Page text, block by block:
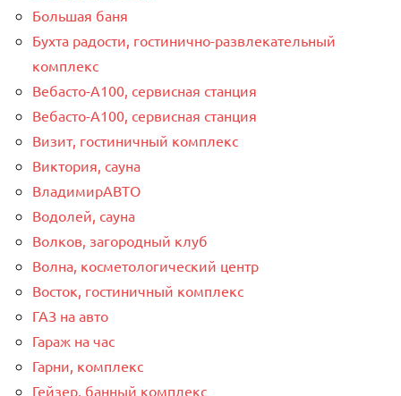
Большая баня
Бухта радости, гостинично-развлекательный
комплекс
Вебасто-А100, сервисная станция
Вебасто-А100, сервисная станция
Визит, гостиничный комплекс
Виктория, сауна
ВладимирАВТО
Водолей, сауна
Волков, загородный клуб
Волна, косметологический центр
Восток, гостиничный комплекс
ГАЗ на авто
Гараж на час
Гарни, комплекс
Гейзер, банный комплекс